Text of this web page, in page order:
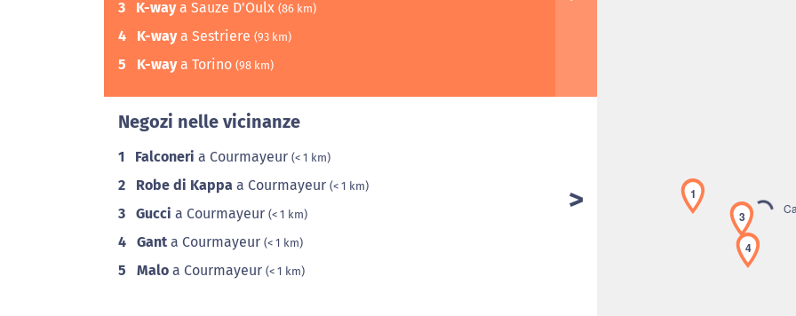
3 K-waya Sauze D'Oulx (86 km)
4 K-waya Sestriere (93 km)
5 K-waya Torino (98 km)
Negozi nelle vicinanze
1 Falconeri a Courmayeur (< 1 km)
2 Robe di Kappa a Courmayeur (< 1 km)
3 Gucci a Courmayeur (< 1 km)
4 Gant a Courmayeur (< 1 km)
5 Malo a Courmayeur (< 1 km)
1
3
4